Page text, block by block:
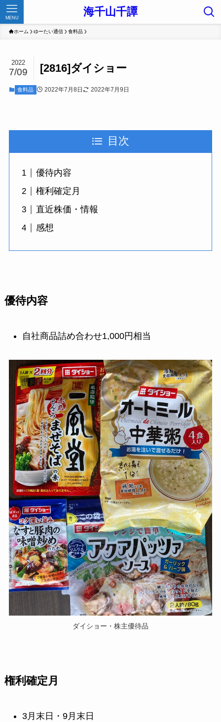
海千山千譚
MENU
ホーム ゆーたい通信 食料品
[2816]ダイショー
2022
7/09
食料品 2022年7月8日 2022年7月9日
目次
優待内容
権利確定月
直近株価・情報
感想
優待内容
自社商品詰め合わせ1,000円相当
ダイショー・株主優待品
権利確定月
3月末日・9月末日